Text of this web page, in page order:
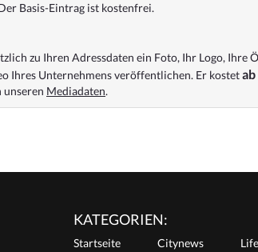
Basis-Eintrag ist kostenfrei.
zu Ihren Adressdaten ein Foto, Ihr Logo,
Ihres Unternehmens veröffentlichen. Er kostet
unseren Mediadaten.
KATEGORIEN:
Startseite Citynews